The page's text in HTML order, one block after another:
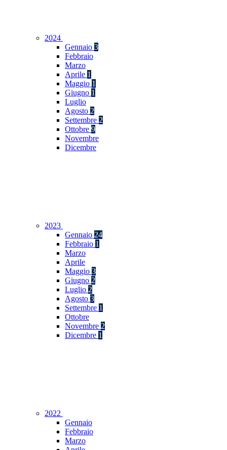
2024
Gennaio 3
Febbraio
Marzo
Aprile 1
Maggio 1
Giugno 1
Luglio
Agosto 2
Settembre 2
Ottobre 9
Novembre
Dicembre
2023
Gennaio 24
Febbraio 1
Marzo
Aprile
Maggio 3
Giugno 2
Luglio 2
Agosto 3
Settembre 1
Ottobre
Novembre 2
Dicembre 1
2022
Gennaio
Febbraio
Marzo